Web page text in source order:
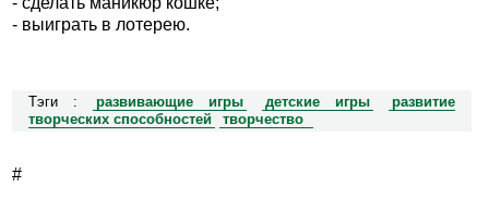
- выиграть в лотерею.
Тэги : развивающие игры детские игры
развитие
творческих способностей
творчество
#